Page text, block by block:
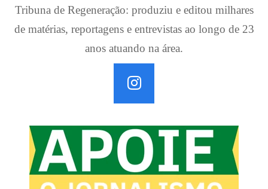
Tribuna de Regeneração: produziu e editou milhares
de matérias, reportagens e entrevistas ao longo de 23
anos atuando na área.